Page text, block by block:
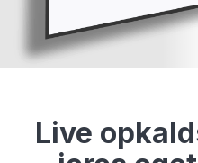
KUNDECASES
FORHANDLER
Live